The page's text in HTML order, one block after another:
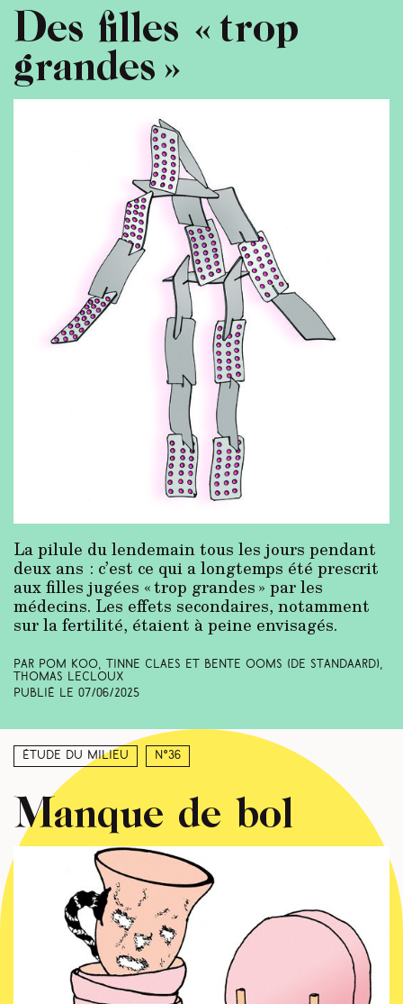
Des filles « trop
grandes »
La pilule du lendemain tous les jours pendant
deux ans : c’est ce qui a longtemps été prescrit
aux filles jugées « trop grandes » par les
médecins. Les effets secondaires, notamment
sur la fertilité, étaient à peine envisagés.
Par Pom Koo, Tinne Claes et Bente Ooms (De Standaard)
Thomas Lecloux
Publié le 07/06/2025
Étude du milieu N°36
Manque de bol